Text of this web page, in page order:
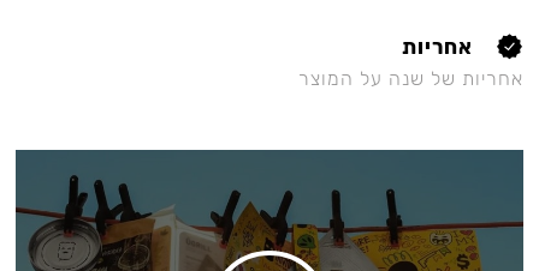
אחריות
אחריות של שנה על המוצר